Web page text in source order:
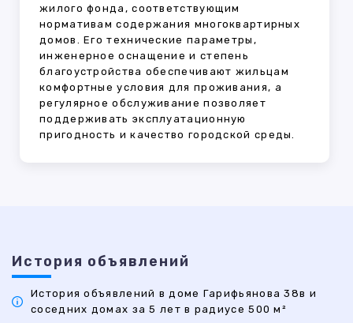
жилого фонда, соответствующим
нормативам содержания многоквартирных
домов. Его технические параметры,
инженерное оснащение и степень
благоустройства обеспечивают жильцам
комфортные условия для проживания, а
регулярное обслуживание позволяет
поддерживать эксплуатационную
пригодность и качество городской среды.
История объявлений
История объявлений в доме Гарифьянова 38в и
соседних домах за 5 лет в радиусе 500 м²